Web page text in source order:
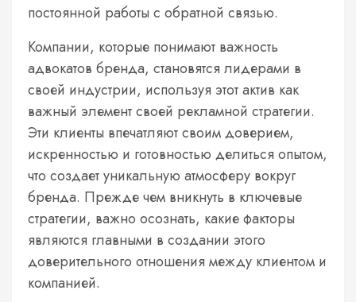
постоянной работы с обратной связью.
Компании, которые понимают важность
адвокатов бренда, становятся лидерами в
своей индустрии, используя этот актив как
важный элемент своей рекламной стратегии.
Эти клиенты впечатляют своим доверием,
искренностью и готовностью делиться опытом,
что создает уникальную атмосферу вокруг
бренда. Прежде чем вникнуть в ключевые
стратегии, важно осознать, какие факторы
являются главными в создании этого
доверительного отношения между клиентом и
компанией.